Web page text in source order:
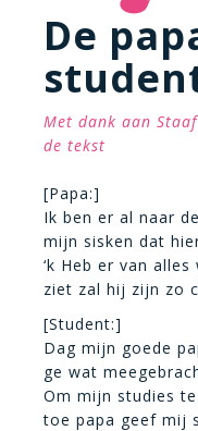
De
Met dank aan
de tekst
[Papa:]
Ik ben er al naar
mijn sisken dat
‘k Heb er van
ziet zal hij zijn zo
[Student:]
Dag mijn goede
ge wat
Om mijn studies
toe papa geef mij